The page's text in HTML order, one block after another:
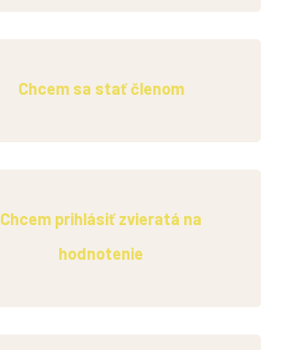
Chcem sa stať členom
Chcem prihlásiť zvieratá na
hodnotenie